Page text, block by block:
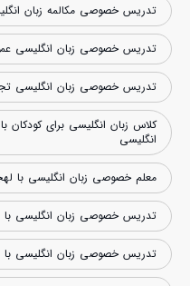
تدریس خصوصی مکالمه زبان
تدریس خصوصی زبان انگلیسی
تدریس خصوصی زبان انگلیسی
کلاس زبان انگلیسی برای
انگلیسی
معلم خصوصی زبان انگلیسی با
تدریس خصوصی زبان انگلیسی با
تدریس خصوصی زبان انگلیسی با